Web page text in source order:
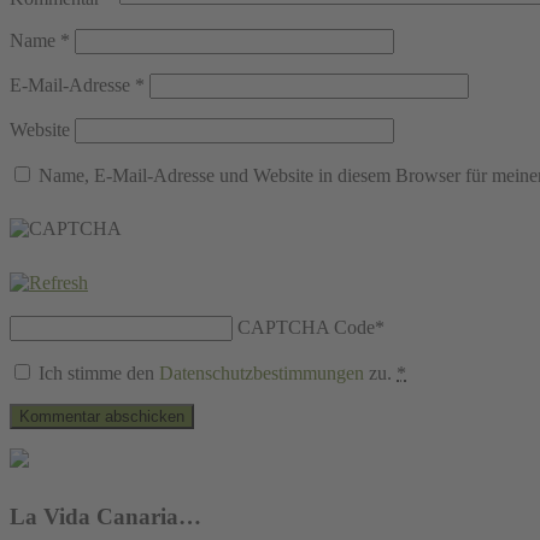
Name *
E-Mail-Adresse *
Website
Name, E-Mail-Adresse und Website in diesem Browser für
CAPTCHA Code*
Ich stimme den Datenschutzbestimmungen zu. *
La Vida Canaria…